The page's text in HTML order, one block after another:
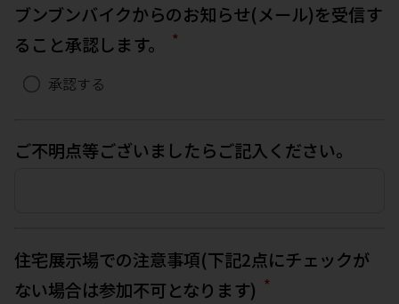
ブンブンバイクからのお知らせ(メール)を受信す
ること承認します。
*
承認する
ご不明点等ございましたらご記入ください。
住宅展示場での注意事項(下記2点にチェックが
ない場合は参加不可となります) *